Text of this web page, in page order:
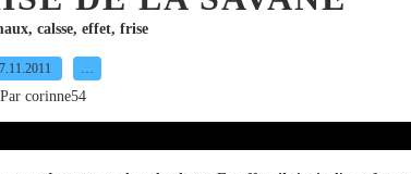
, calsse, effet, frise
…
Par corinne54